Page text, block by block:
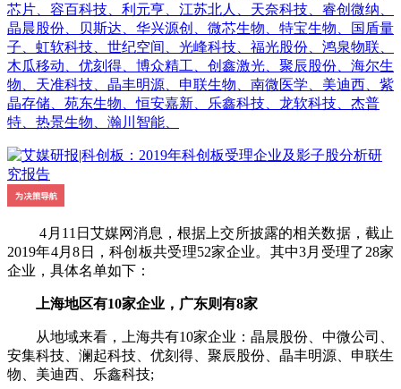
芯片、容百科技、利元亨、江苏北人、天奈科技、睿创微纳、
晶晨股份、贝斯达、华兴源创、微芯生物、特宝生物、国盾量
子、虹软科技、世纪空间、光峰科技、福光股份、鸿泉物联、
木瓜移动、优刻得、博众精工、创鑫激光、聚辰股份、海尔生
物、天准科技、晶丰明源、申联生物、南微医学、美迪西、紫
晶存储、苑东生物、恒安嘉新、乐鑫科技、龙软科技、杰普
特、热景生物、瀚川智能、
4月11日艾媒网消息，根据上交所披露的相关数据，截止
2019年4月8日，科创板共受理52家企业。其中3月受理了28家
企业，具体名单如下：
上海地区有10家企业，广东则有8家
从地域来看，上海共有10家企业：晶晨股份、中微公司、
安集科技、澜起科技、优刻得、聚辰股份、晶丰明源、申联生
物、美迪西、乐鑫科技;